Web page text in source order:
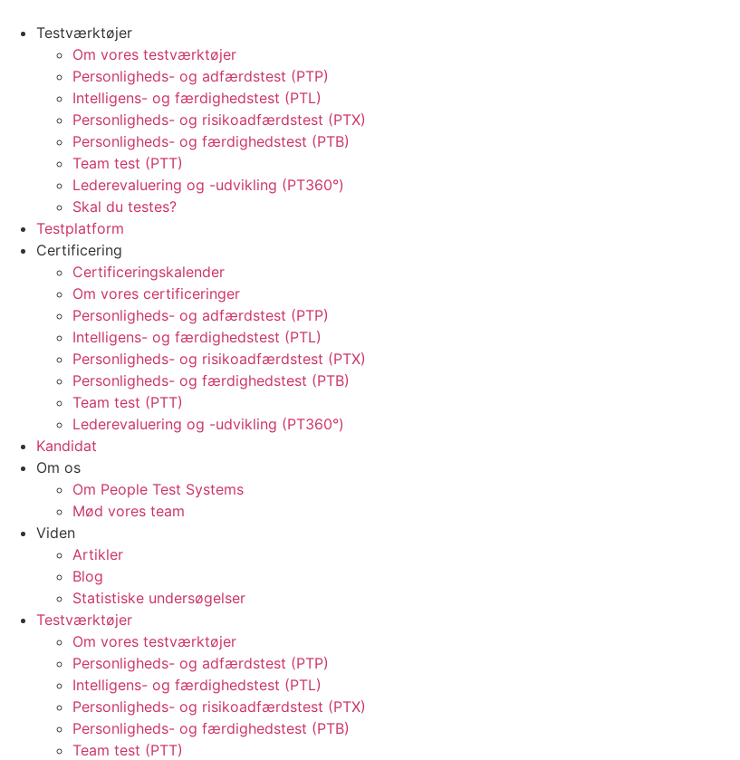
Testværktøjer
Om vores testværktøjer
Personligheds- og adfærdstest (PTP)
Intelligens- og færdighedstest (PTL)
Personligheds- og risikoadfærdstest (PTX)
Personligheds- og færdighedstest (PTB)
Team test (PTT)
Lederevaluering og -udvikling (PT360°)
Skal du testes?
Testplatform
Certificering
Certificeringskalender
Om vores certificeringer
Personligheds- og adfærdstest (PTP)
Intelligens- og færdighedstest (PTL)
Personligheds- og risikoadfærdstest (PTX)
Personligheds- og færdighedstest (PTB)
Team test (PTT)
Lederevaluering og -udvikling (PT360°)
Kandidat
Om os
Om People Test Systems
Mød vores team
Viden
Artikler
Blog
Statistiske undersøgelser
Testværktøjer
Om vores testværktøjer
Personligheds- og adfærdstest (PTP)
Intelligens- og færdighedstest (PTL)
Personligheds- og risikoadfærdstest (PTX)
Personligheds- og færdighedstest (PTB)
Team test (PTT)